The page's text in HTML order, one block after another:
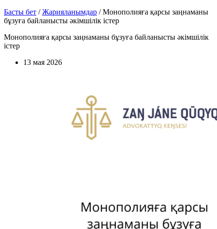
Басты бет /Жарияланымдар /Монополияға қарсы заңнаманы
бұзуға байланысты әкімшілік істер
Монополияға қарсы заңнаманы бұзуға байланысты әкімшілік
істер
13 мая 2026